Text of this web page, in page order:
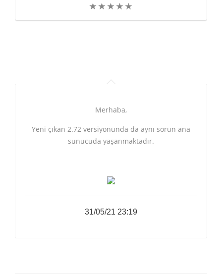
Merhaba,
Yeni çıkan 2.72 versiyonunda da aynı sorun ana
sunucuda yaşanmaktadır.
31/05/21 23:19